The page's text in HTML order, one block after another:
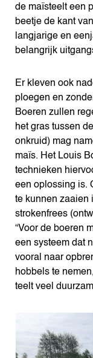
de maïsteelt een
beetje de kant
langjarige en
belangrijk
Er kleven ook
ploegen en
Boeren zullen
het gras tussen
onkruid) mag
maïs. Het Louis
technieken
een oplossing is.
te kunnen zaaien
strokenfrees
“Voor de boeren
een systeem dat
vooral naar
hobbels te
teelt veel